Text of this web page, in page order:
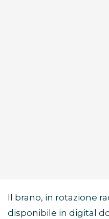
Il brano, in rotazione
disponibile in digital